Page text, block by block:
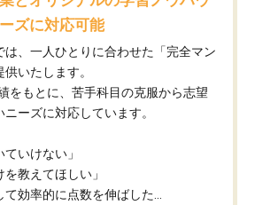
ズに対応可能
は、一人ひとりに合わせた「完全マン
いたします。​
をもとに、苦手科目の克服から志望
ーズに対応しています。​
ていけない」​
を教えてほしい」​
て効率的に点数を伸ばした...